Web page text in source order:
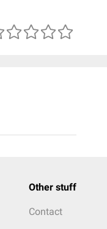
Other stuff
Contact